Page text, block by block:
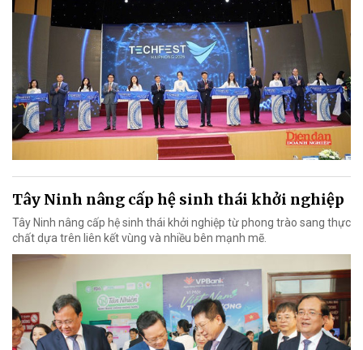
Tây Ninh nâng cấp hệ sinh thái khởi nghiệp
Tây Ninh nâng cấp hệ sinh thái khởi nghiệp từ phong trào sang thực
chất dựa trên liên kết vùng và nhiều bên mạnh mẽ.